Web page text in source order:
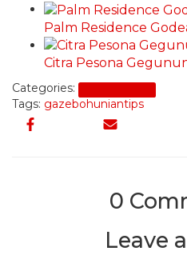
Palm Residence
Citra Pesona
Categories:
Tags: gazebohuniantips
0
Leave